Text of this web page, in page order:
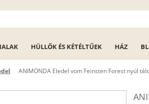
HÜLLŐK ÉS KÉTÉLTŰEK HÁZ
ANIMONDA Eledel vom Feinsten Forest nyúl